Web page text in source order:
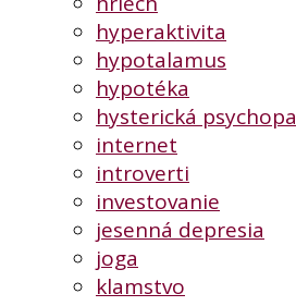
hyperaktivita
hypotalamus
hypotéka
hysterická
internet
introverti
investovanie
jesenná depresia
joga
klamstvo